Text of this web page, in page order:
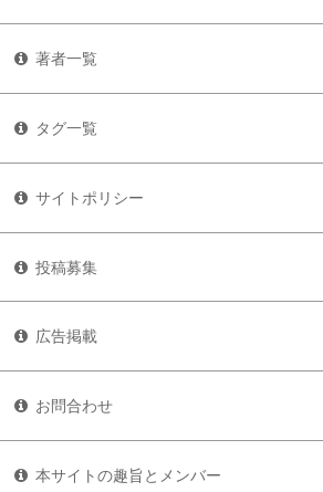
著者一覧
タグ一覧
サイトポリシー
投稿募集
広告掲載
お問合わせ
本サイトの趣旨とメンバー